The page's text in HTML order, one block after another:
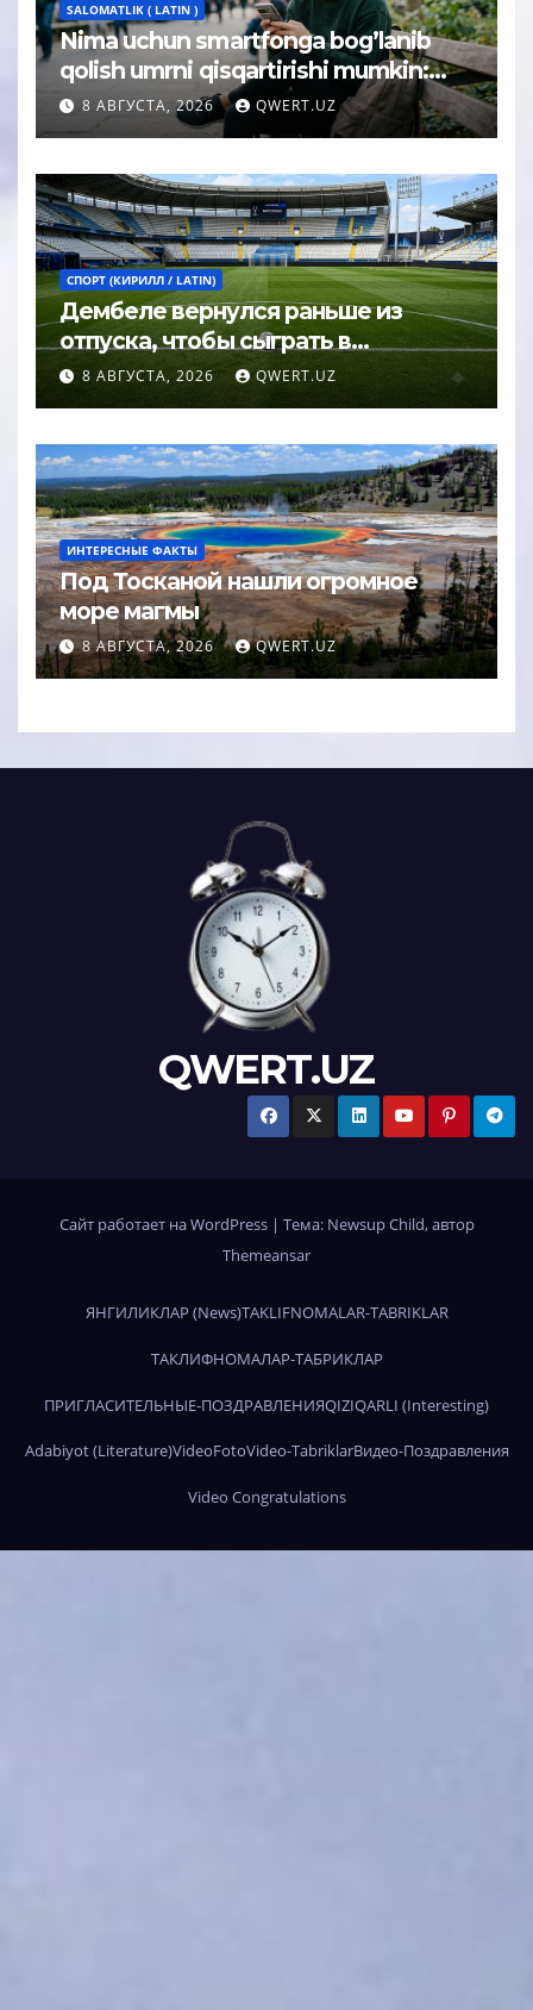
SALOMATLIK ( LATIN )
Nima uchun smartfonga bog’lanib
qolish umrni qisqartirishi mumkin:
psixolog javobi
8 АВГУСТА, 2026 QWERT.UZ
СПОРТ (КИРИЛЛ / LATIN)
Дембеле вернулся раньше из
отпуска, чтобы сыграть в
Суперкубке УЕФА
8 АВГУСТА, 2026 QWERT.UZ
ИНТЕРЕСНЫЕ ФАКТЫ
Под Тосканой нашли огромное
море магмы
8 АВГУСТА, 2026 QWERT.UZ
QWERT.UZ
Сайт работает на WordPress | Тема: Newsup Child, автор
Themeansar
ЯНГИЛИКЛАР (News)TAKLIFNOMALAR-TABRIKLAR
ТАКЛИФНОМАЛАР-ТАБРИКЛАР
ПРИГЛАСИТЕЛЬНЫЕ-ПОЗДРАВЛЕНИЯQIZIQARLI (Interesting)
Adabiyot (Literature)VideoFotoVideo-TabriklarВидео-Поздравления
Video Congratulations